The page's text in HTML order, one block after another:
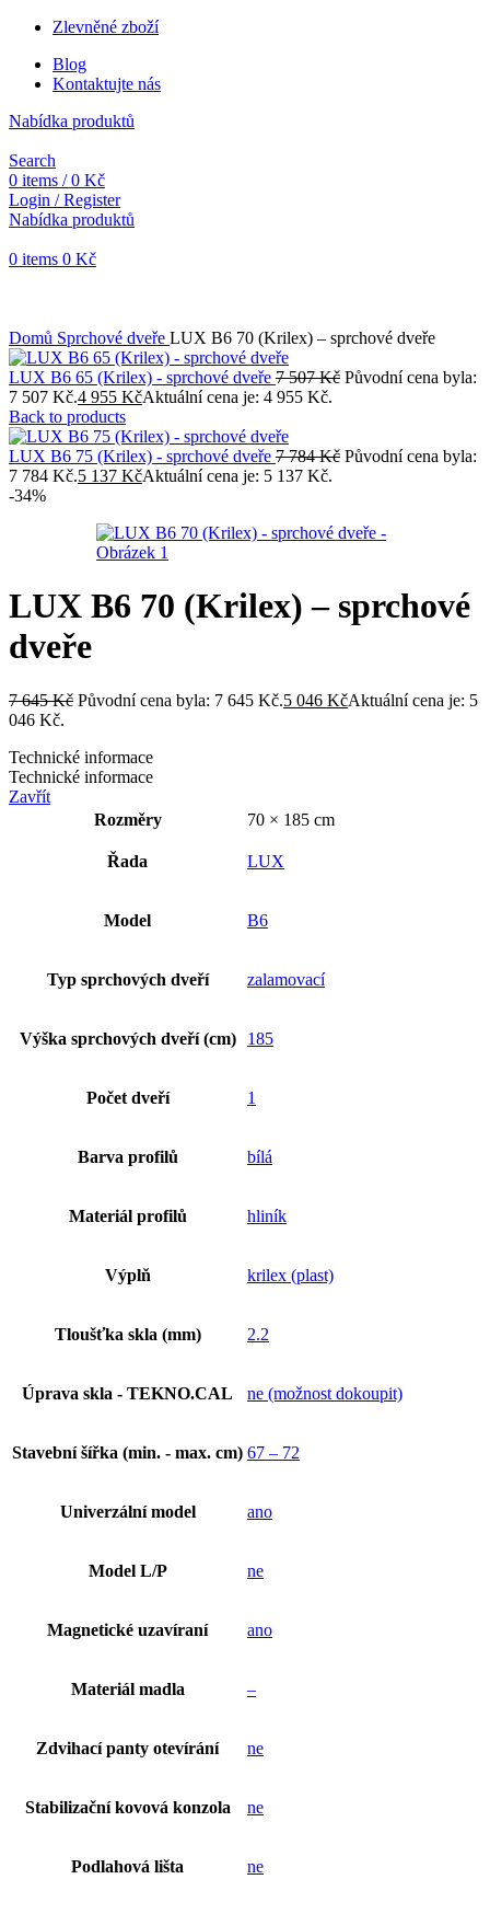
Zlevněné zboží
Blog
Kontaktujte nás
Nabídka produktů
Search
0 items / 0 Kč
Login / Register
Nabídka produktů
0 items 0 Kč
Domů Sprchové dveře LUX B6 70 (Krilex) – sprchové dveře
LUX B6 65 (Krilex) - sprchové dveře 7 507Kč Původní cena byla:
7 507 Kč.4 955 KčAktuální cena je: 4 955 Kč.
Back to products
LUX B6 75 (Krilex) - sprchové dveře 7 784Kč Původní cena byla:
7 784 Kč.5 137 KčAktuální cena je: 5 137 Kč.
-34%
LUX B6 70 (Krilex) – sprchové
dveře
7 645Kč Původní cena byla: 7 645 Kč.5 046 KčAktuální cena je: 5
046 Kč.
Technické informace
Technické informace
Zavřít
Rozměry
70 × 185 cm
Řada LUX
Model B6
Typ sprchových dveří zalamovací
Výška sprchových dveří (cm) 185
Počet dveří 1
Barva profilů bílá
Materiál profilů hliník
Výplň krilex (plast)
Tloušťka skla (mm) 2.2
Úprava skla - TEKNO.CAL ne (možnost dokoupit)
Stavební šířka (min. - max. cm) 67 – 72
Univerzální model ano
Model L/P ne
Magnetické uzavíraní ano
Materiál madla –
Zdvihací panty otevírání ne
Stabilizační kovová konzola ne
Podlahová lišta ne